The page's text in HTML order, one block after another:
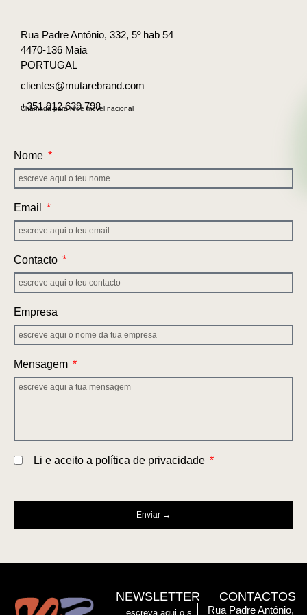
Rua Padre António, 332, 5º hab 54
4470-136 Maia
PORTUGAL
clientes@mutarebrand.com
+351 912 639 798
Chamada para rede móvel nacional
Nome
Email
Contacto
Empresa
Mensagem
Li e aceito a política de privacidade
Enviar →
NEWSLETTER CONTACTOS
Rua Padre António,